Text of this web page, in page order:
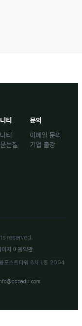
티
티
는질
문의
이메일 문의
기업 출강
reserved.
이지 이용약관
포스트타워 8차 L동 2004